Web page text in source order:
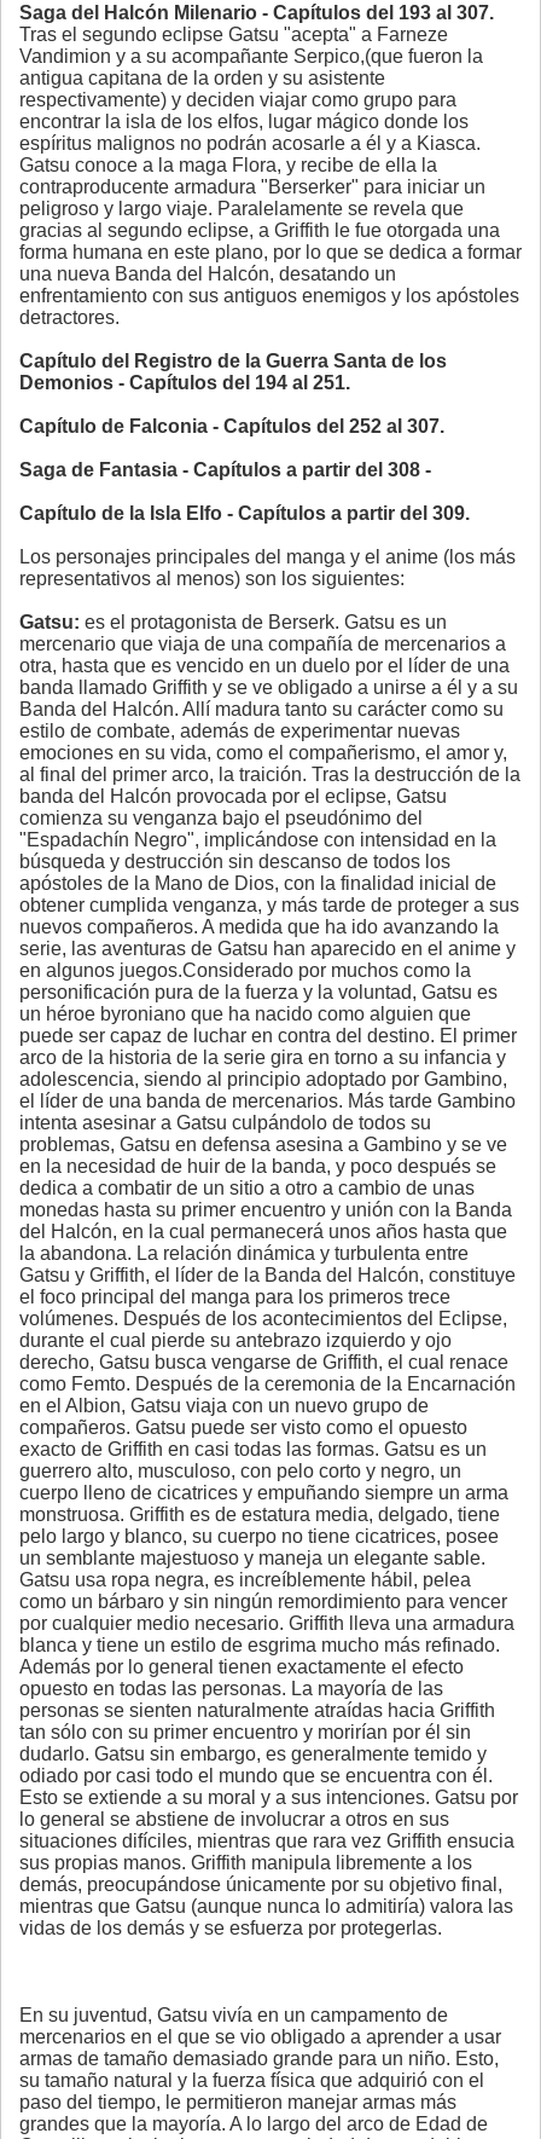
Saga del Halcón Milenario - Capítulos del 193 al 307.
Tras el segundo eclipse Gatsu "acepta" a Farneze
Vandimion y a su acompañante Serpico,(que fueron la
antigua capitana de la orden y su asistente
respectivamente) y deciden viajar como grupo para
encontrar la isla de los elfos, lugar mágico donde los
espíritus malignos no podrán acosarle a él y a Kiasca.
Gatsu conoce a la maga Flora, y recibe de ella la
contraproducente armadura "Berserker" para iniciar un
peligroso y largo viaje. Paralelamente se revela que
gracias al segundo eclipse, a Griffith le fue otorgada una
forma humana en este plano, por lo que se dedica a formar
una nueva Banda del Halcón, desatando un
enfrentamiento con sus antiguos enemigos y los apóstoles
detractores.
Capítulo del Registro de la Guerra Santa de los
Demonios - Capítulos del 194 al 251.
Capítulo de Falconia - Capítulos del 252 al 307.
Saga de Fantasia - Capítulos a partir del 308 -
Capítulo de la Isla Elfo - Capítulos a partir del 309.
Los personajes principales del manga y el anime (los más
representativos al menos) son los siguientes:
Gatsu: es el protagonista de Berserk. Gatsu es un
mercenario que viaja de una compañía de mercenarios a
otra, hasta que es vencido en un duelo por el líder de una
banda llamado Griffith y se ve obligado a unirse a él y a su
Banda del Halcón. Allí madura tanto su carácter como su
estilo de combate, además de experimentar nuevas
emociones en su vida, como el compañerismo, el amor y,
al final del primer arco, la traición. Tras la destrucción de la
banda del Halcón provocada por el eclipse, Gatsu
comienza su venganza bajo el pseudónimo del
"Espadachín Negro", implicándose con intensidad en la
búsqueda y destrucción sin descanso de todos los
apóstoles de la Mano de Dios, con la finalidad inicial de
obtener cumplida venganza, y más tarde de proteger a sus
nuevos compañeros. A medida que ha ido avanzando la
serie, las aventuras de Gatsu han aparecido en el anime y
en algunos juegos.Considerado por muchos como la
personificación pura de la fuerza y la voluntad, Gatsu es
un héroe byroniano que ha nacido como alguien que
puede ser capaz de luchar en contra del destino. El primer
arco de la historia de la serie gira en torno a su infancia y
adolescencia, siendo al principio adoptado por Gambino,
el líder de una banda de mercenarios. Más tarde Gambino
intenta asesinar a Gatsu culpándolo de todos su
problemas, Gatsu en defensa asesina a Gambino y se ve
en la necesidad de huir de la banda, y poco después se
dedica a combatir de un sitio a otro a cambio de unas
monedas hasta su primer encuentro y unión con la Banda
del Halcón, en la cual permanecerá unos años hasta que
la abandona. La relación dinámica y turbulenta entre
Gatsu y Griffith, el líder de la Banda del Halcón, constituye
el foco principal del manga para los primeros trece
volúmenes. Después de los acontecimientos del Eclipse,
durante el cual pierde su antebrazo izquierdo y ojo
derecho, Gatsu busca vengarse de Griffith, el cual renace
como Femto. Después de la ceremonia de la Encarnación
en el Albion, Gatsu viaja con un nuevo grupo de
compañeros. Gatsu puede ser visto como el opuesto
exacto de Griffith en casi todas las formas. Gatsu es un
guerrero alto, musculoso, con pelo corto y negro, un
cuerpo lleno de cicatrices y empuñando siempre un arma
monstruosa. Griffith es de estatura media, delgado, tiene
pelo largo y blanco, su cuerpo no tiene cicatrices, posee
un semblante majestuoso y maneja un elegante sable.
Gatsu usa ropa negra, es increíblemente hábil, pelea
como un bárbaro y sin ningún remordimiento para vencer
por cualquier medio necesario. Griffith lleva una armadura
blanca y tiene un estilo de esgrima mucho más refinado.
Además por lo general tienen exactamente el efecto
opuesto en todas las personas. La mayoría de las
personas se sienten naturalmente atraídas hacia Griffith
tan sólo con su primer encuentro y morirían por él sin
dudarlo. Gatsu sin embargo, es generalmente temido y
odiado por casi todo el mundo que se encuentra con él.
Esto se extiende a su moral y a sus intenciones. Gatsu por
lo general se abstiene de involucrar a otros en sus
situaciones difíciles, mientras que rara vez Griffith ensucia
sus propias manos. Griffith manipula libremente a los
demás, preocupándose únicamente por su objetivo final,
mientras que Gatsu (aunque nunca lo admitiría) valora las
vidas de los demás y se esfuerza por protegerlas.
En su juventud, Gatsu vivía en un campamento de
mercenarios en el que se vio obligado a aprender a usar
armas de tamaño demasiado grande para un niño. Esto,
su tamaño natural y la fuerza física que adquirió con el
paso del tiempo, le permitieron manejar armas más
grandes que la mayoría. A lo largo del arco de Edad de